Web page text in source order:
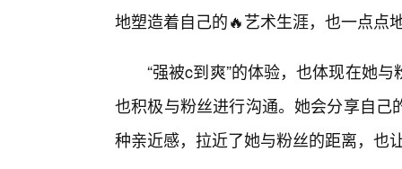
地塑造着自己的🔥艺术生涯，也一点点
“强被c到爽”的体验，也体现在她
也积极与粉丝进行沟通。她会分享自
种亲近感，拉近了她与粉丝的距离，也